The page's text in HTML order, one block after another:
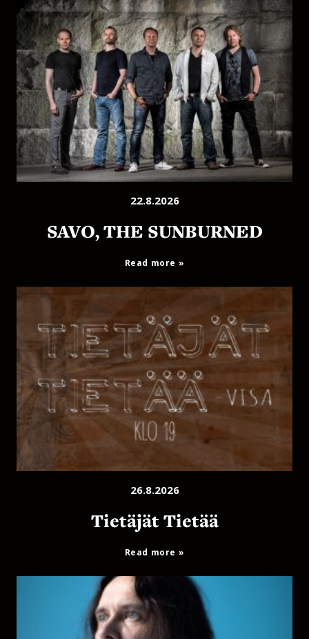
22.8.2026
SAVO, THE SUNBURNED
Read more
26.8.2026
Tietäjät Tietää
Read more